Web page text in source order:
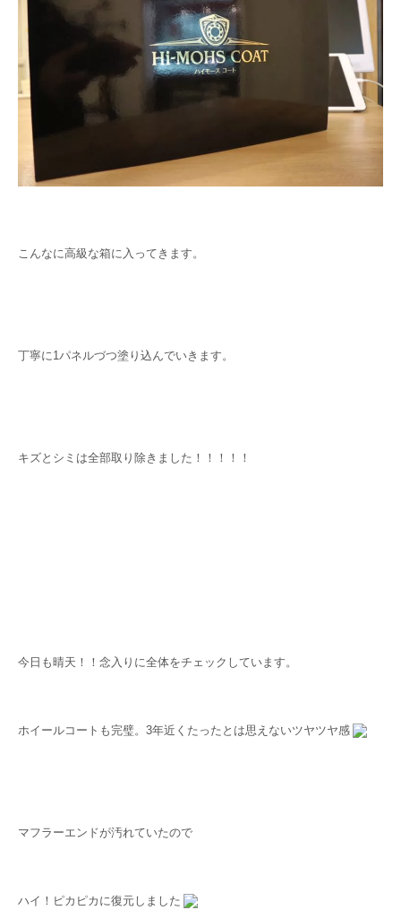
こんなに高級な箱に入ってきます。
丁寧に1パネルづつ塗り込んでいきます。
キズとシミは全部取り除きました！！！！！
今日も晴天！！念入りに全体をチェックしています。
ホイールコートも完璧。3年近くたったとは思えないツヤツヤ感
マフラーエンドが汚れていたので
ハイ！ピカピカに復元しました